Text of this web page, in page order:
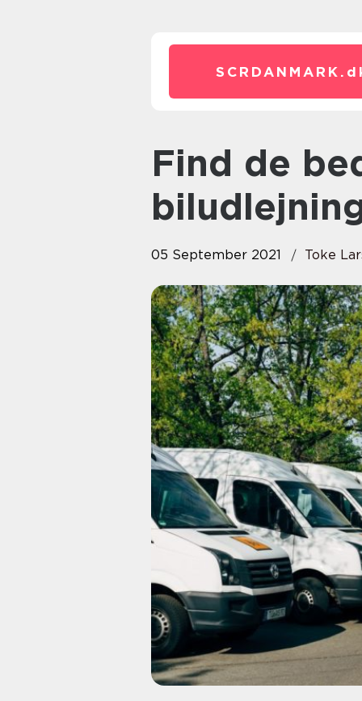
SCRDANMARK.
Find de bedste biler hos
05 September 2021 Toke